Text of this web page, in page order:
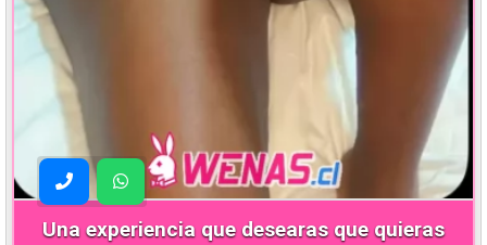
Una experiencia que desearas que quieras